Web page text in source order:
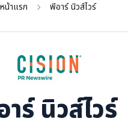
ม
หน้าแรก พีอาร์ นิวส์ไวร์
ร์ นิวส์ไวร์